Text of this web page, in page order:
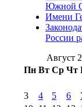
№98 8
2017 г(9)
2016 г
августа
августа
Южной
Имени
России
Август
Пн Вт Ср Чт
3
4 5 6